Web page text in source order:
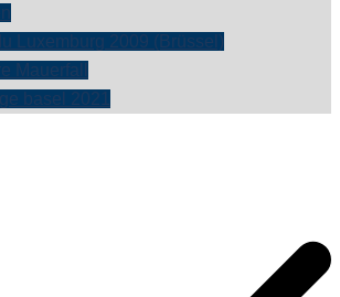
Luxemburg 2009 (Brüssel)
Mauerfall
basel 2021